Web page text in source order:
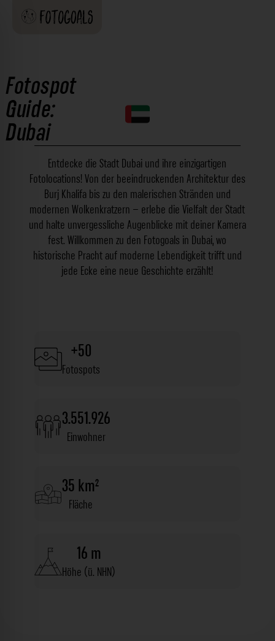
Fotospot
Guide:
Dubai
Entdecke die Stadt Dubai und ihre einzigartigen
Fotolocations! Von der beeindruckenden Architektur des
Burj Khalifa bis zu den malerischen Stränden und
modernen Wolkenkratzern – erlebe die Vielfalt der Stadt
und halte unvergessliche Augenblicke mit deiner Kamera
fest. Willkommen zu den Fotogoals in Dubai, wo
historische Pracht auf moderne Lebendigkeit trifft und
jede Ecke eine neue Geschichte erzählt!
+50
Fotospots
3.551.926
Einwohner
35 km²
Fläche
16 m
Höhe (ü. NHN)